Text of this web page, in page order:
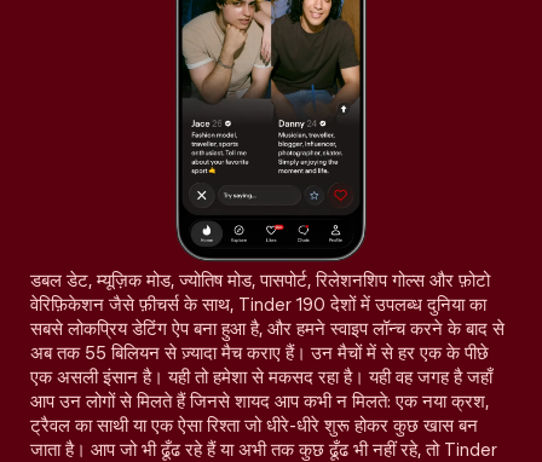
डबल डेट, म्यूज़िक मोड, ज्योतिष मोड, पासपोर्ट, रिलेशनशिप गोल्स और फ़ोटो
वेरिफ़िकेशन जैसे फ़ीचर्स के साथ, Tinder 190 देशों में उपलब्ध दुनिया का
सबसे लोकप्रिय डेटिंग ऐप बना हुआ है, और हमने स्वाइप लॉन्च करने के बाद से
अब तक 55 बिलियन से ज़्यादा मैच कराए हैं। उन मैचों में से हर एक के पीछे
एक असली इंसान है। यही तो हमेशा से मकसद रहा है। यही वह जगह है जहाँ
आप उन लोगों से मिलते हैं जिनसे शायद आप कभी न मिलते: एक नया क्रश,
ट्रैवल का साथी या एक ऐसा रिश्ता जो धीरे-धीरे शुरू होकर कुछ खास बन
जाता है। आप जो भी ढूँढ रहे हैं या अभी तक कुछ ढूँढ भी नहीं रहे, तो Tinder